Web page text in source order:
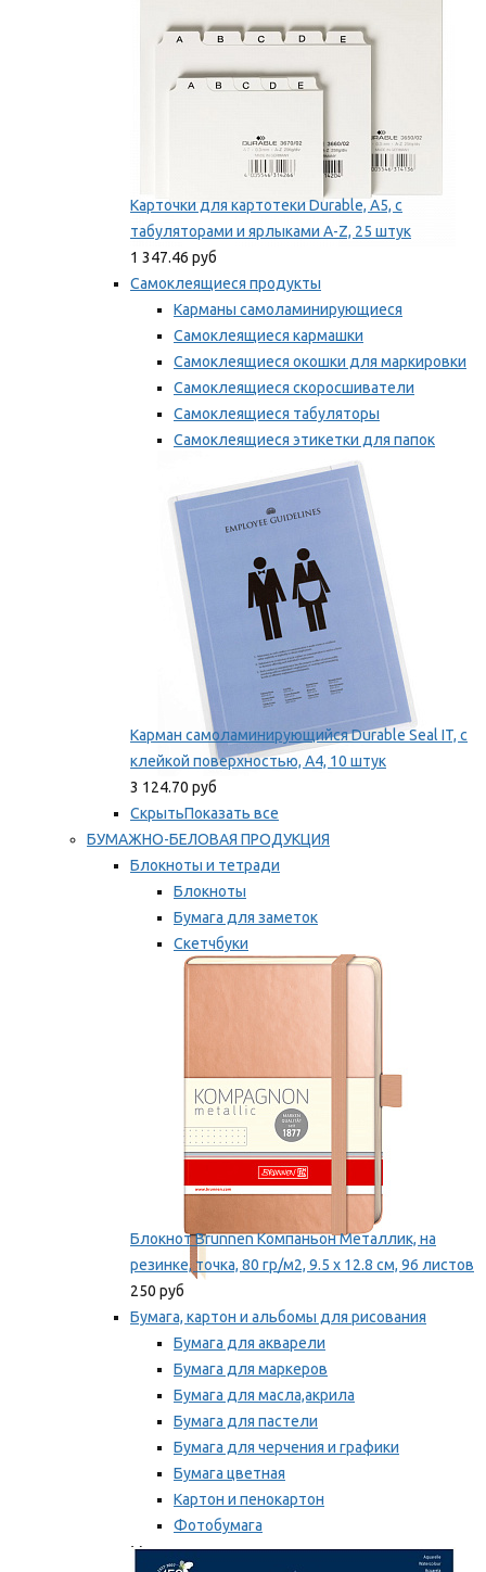
Карточки для картотеки Durable, A5, с
табуляторами и ярлыками A-Z, 25 штук
1 347.46 руб
Самоклеящиеся продукты
Карманы самоламинирующиеся
Самоклеящиеся кармашки
Самоклеящиеся окошки для маркировки
Самоклеящиеся скоросшиватели
Самоклеящиеся табуляторы
Самоклеящиеся этикетки для папок
Таблички для маркировки
Мы рекомендуем
Карман самоламинирующийся Durable Seal IT, с
клейкой поверхностью, A4, 10 штук
3 124.70 руб
СкрытьПоказать все
БУМАЖНО-БЕЛОВАЯ ПРОДУКЦИЯ
Блокноты и тетради
Блокноты
Бумага для заметок
Скетчбуки
Тетради
Блокнот Brunnen Компаньон Металлик, на
резинке, точка, 80 гр/м2, 9.5 х 12.8 см, 96 листов
250 руб
Бумага, картон и альбомы для рисования
Бумага для акварели
Бумага для маркеров
Бумага для масла,акрила
Бумага для пастели
Бумага для черчения и графики
Бумага цветная
Картон и пенокартон
Фотобумага
Мы рекомендуем